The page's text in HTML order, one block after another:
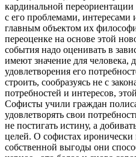
кардинальной
с его проблемами, интересами
главным объектом их
переоценке на основе этой
события надо оценивать в
имеют значение для человека,
удовлетворения его
строить, сообразуясь не с
потребностей и интересов,
Софисты учили граждан
удовлетворять свои
не постигать истину, а
целей. О софистах иронически
собственной выгоды они